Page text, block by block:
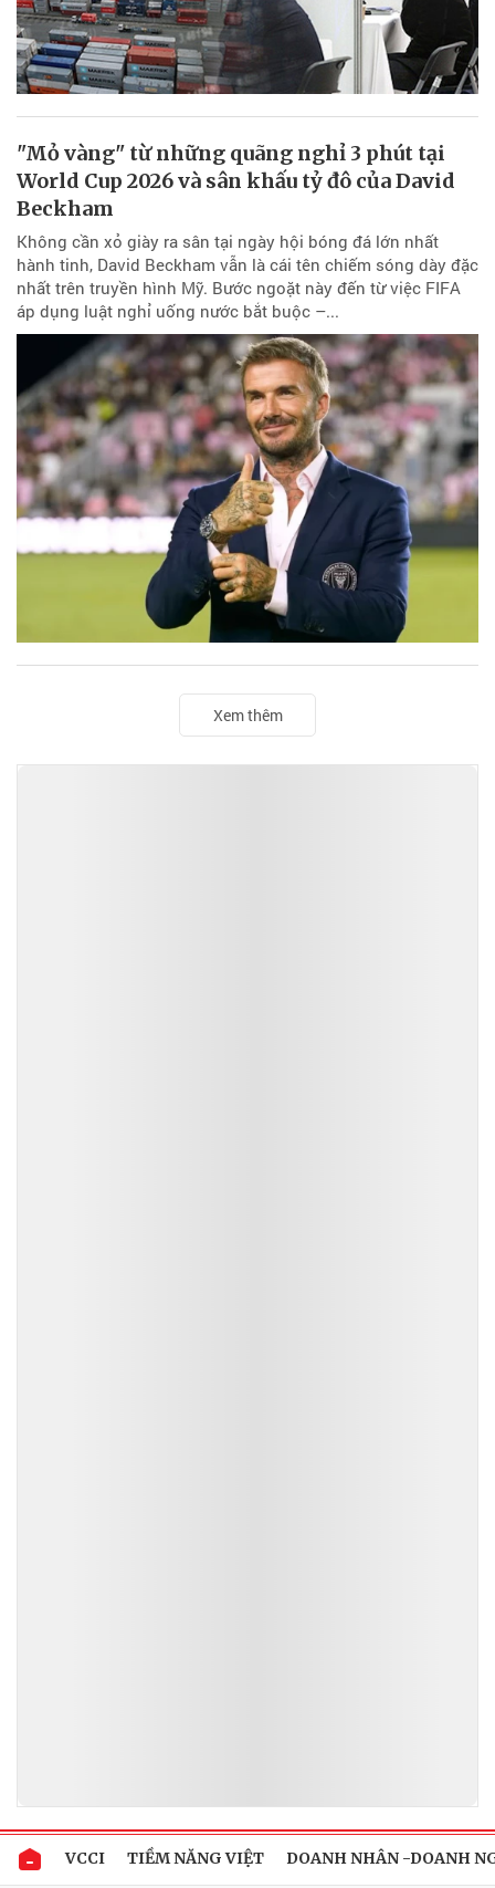
"Mỏ vàng" từ những quãng nghỉ 3 phút tại
World Cup 2026 và sân khấu tỷ đô của David
Beckham
Không cần xỏ giày ra sân tại ngày hội bóng đá lớn nhất
hành tinh, David Beckham vẫn là cái tên chiếm sóng dày đặc
nhất trên truyền hình Mỹ. Bước ngoặt này đến từ việc FIFA
áp dụng luật nghỉ uống nước bắt buộc –...
Xem thêm
VCCI TIỀM NĂNG VIỆT DOANH NHÂN -DOANH